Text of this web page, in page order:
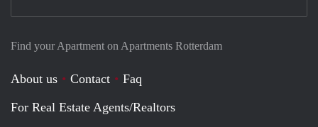
Find your Apartment on Apartments Rotterdam
About us Contact
Faq
For Real Estate Agents/Realtors